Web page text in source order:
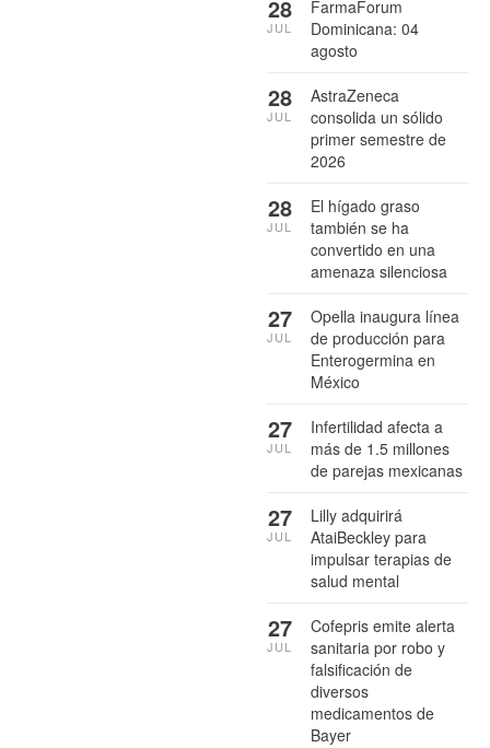
FarmaForum
Dominicana: 04
agosto
28
JUL
AstraZeneca
consolida un sólido
primer semestre de
2026
28
JUL
El hígado graso
también se ha
convertido en una
amenaza silenciosa
28
JUL
Opella inaugura línea
de producción para
Enterogermina en
México
27
JUL
Infertilidad afecta a
más de 1.5 millones
de parejas mexicanas
27
JUL
Lilly adquirirá
AtaiBeckley para
impulsar terapias de
salud mental
27
JUL
Cofepris emite alerta
sanitaria por robo y
falsificación de
diversos
medicamentos de
Bayer
27
JUL